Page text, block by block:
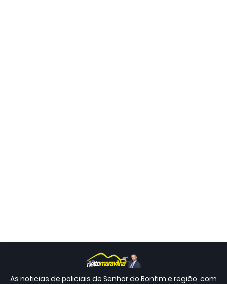
As noticias de policiais de Senhor do Bonfim e região, com